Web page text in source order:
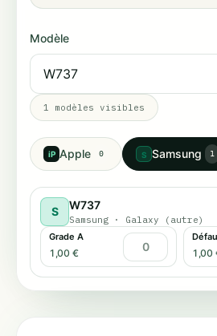
Modèle
1 modèles visibles
iP Apple 0 S Samsung 1
S W737
Samsung · Galaxy (autre)
Grade A
1,00 € 1,00